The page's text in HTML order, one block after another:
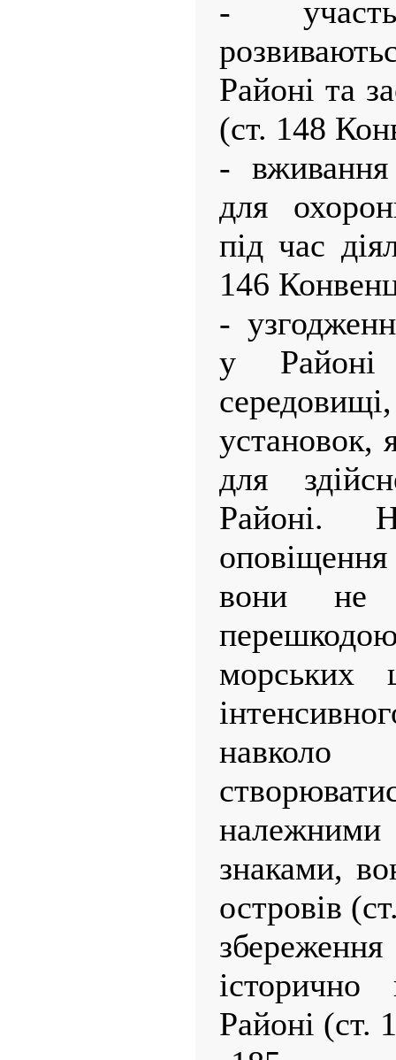
-
Районі та
(ст. 148
- вживання
для
під час
146
-
у
установок,
для
Районі.
вони не
морських
знаками,
островів
Районі (ст.